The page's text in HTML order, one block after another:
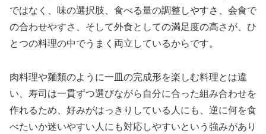
ではなく、味の選択肢、食べる量の調整しやすさ、会食で
の合わせやすさ、そして外食としての満足度の高さが、ひ
とつの料理の中でうまく両立しているからです。
肉料理や麺類のように一皿の完成形を楽しむ料理とは違
い、寿司は一貫ずつ選びながら自分に合った組み合わせを
作れるため、好みがはっきりしている人にも、逆に何を食
べたいか迷いやすい人にも対応しやすいという強みがあり